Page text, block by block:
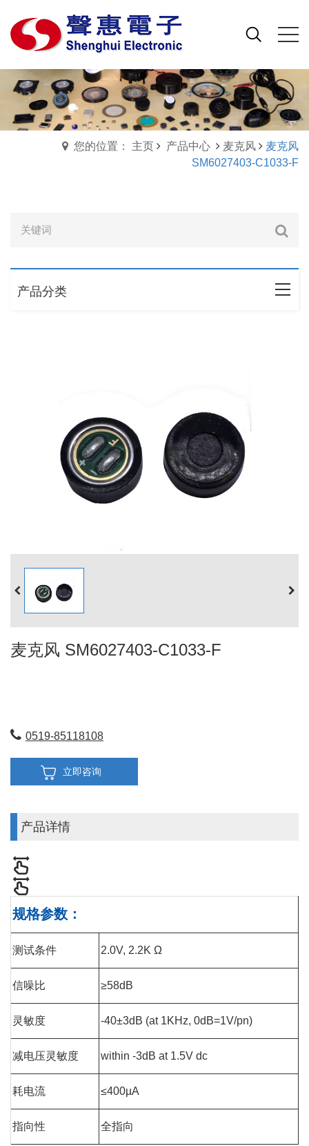
您的位置： 主页 产品中心 麦克风
麦克风
SM6027403-C1033-F
产品分类
麦克风 SM6027403-C1033-F
0519-85118108
立即咨询
产品详情
规格参数 ：
测试条件 2.0V, 2.2K Ω
信噪比 ≥58dB
灵敏度 -40±3dB (at 1KHz, 0dB=1V/pn)
减电压灵敏度 within -3dB at 1.5V dc
耗电流 ≤400µA
指向性 全指向